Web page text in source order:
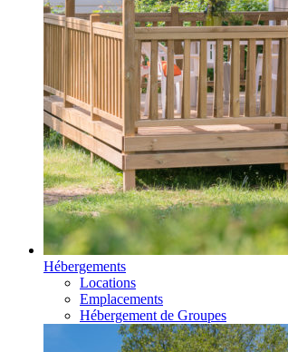
Hébergements
Locations
Emplacements
Hébergement de Groupes